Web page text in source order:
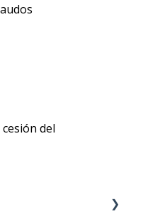
del